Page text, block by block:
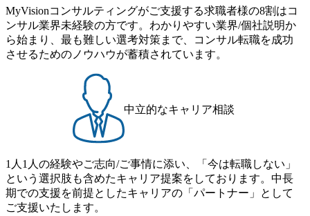
との間で新たな事業機会が生
まれることもあり、こうした
ネットワークの形成を通じ
て、日本のベンチャーエコシ
ステムの拡大にも寄与するこ
とができます。
びアーリーステー
に投資を行ってい
MyVisionコンサルティングがご支援する求職者様の8割はコ
ンサル業界未経験の方です。わかりやすい業界/個社説明か
ら始まり、最も難しい選考対策まで、コンサル転職を成功
させるためのノウハウが蓄積されています。
中立的なキャリア相談
1人1人の経験やご志向/ご事情に添い、「今は転職しない」
という選択肢も含めたキャリア提案をしております。中長
期での支援を前提としたキャリアの「パートナー」として
ご支援いたします。